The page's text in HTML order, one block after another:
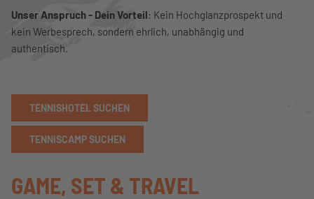
Unser Anspruch - Dein Vorteil: Kein Hochglanzprospekt und
kein Werbesprech, sondern ehrlich, unabhängig und
authentisch.
TENNISHOTEL SUCHEN
TENNISCAMP SUCHEN
GAME, SET & TRAVEL